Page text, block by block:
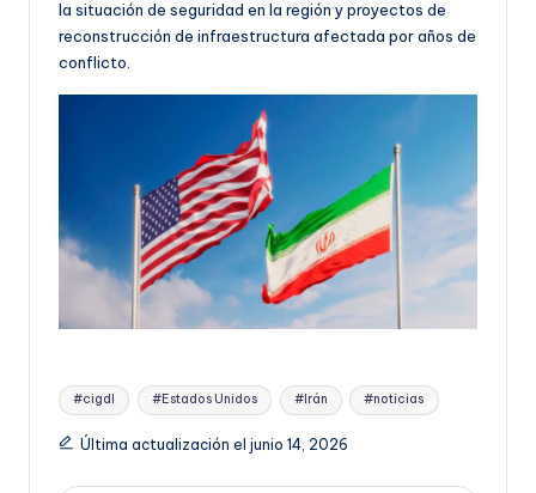
la situación de seguridad en la región y proyectos de
reconstrucción de infraestructura afectada por años de
conflicto.
Etiquetas:
#cigdl #Estados Unidos #Irán #noticias
Última actualización el junio 14, 2026